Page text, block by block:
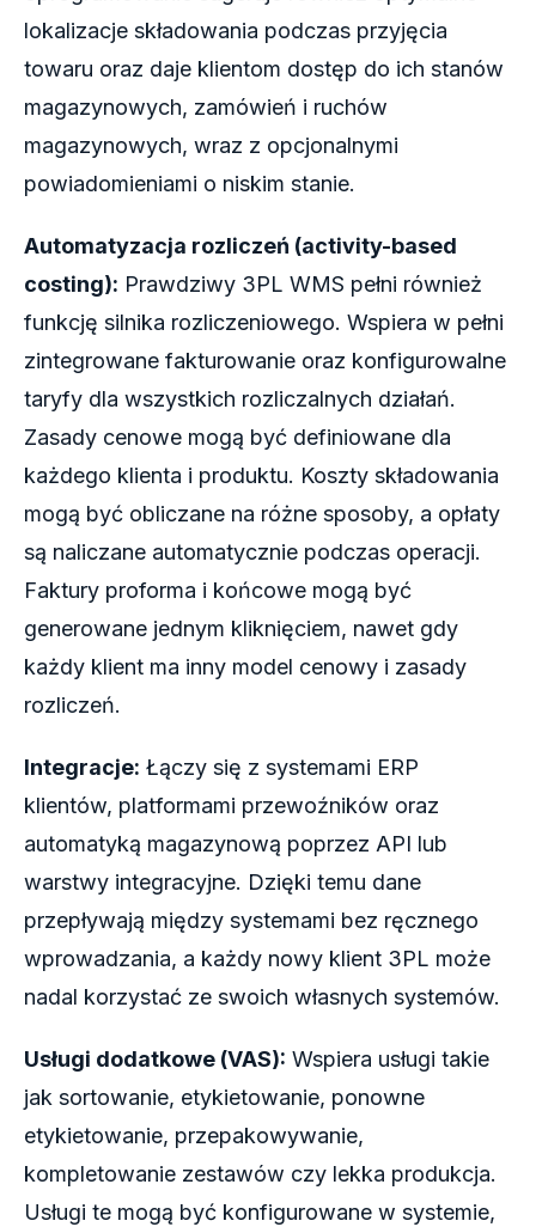
lokalizacje składowania podczas przyjęcia
towaru oraz daje klientom dostęp do ich stanów
magazynowych, zamówień i ruchów
magazynowych, wraz z opcjonalnymi
powiadomieniami o niskim stanie.
Automatyzacja rozliczeń (activity-based
costing): Prawdziwy 3PL WMS pełni również
funkcję silnika rozliczeniowego. Wspiera w pełni
zintegrowane fakturowanie oraz konfigurowalne
taryfy dla wszystkich rozliczalnych działań.
Zasady cenowe mogą być definiowane dla
każdego klienta i produktu. Koszty składowania
mogą być obliczane na różne sposoby, a opłaty
są naliczane automatycznie podczas operacji.
Faktury proforma i końcowe mogą być
generowane jednym kliknięciem, nawet gdy
każdy klient ma inny model cenowy i zasady
rozliczeń.
Integracje: Łączy się z systemami ERP
klientów, platformami przewoźników oraz
automatyką magazynową poprzez API lub
warstwy integracyjne. Dzięki temu dane
przepływają między systemami bez ręcznego
wprowadzania, a każdy nowy klient 3PL może
nadal korzystać ze swoich własnych systemów.
Usługi dodatkowe (VAS): Wspiera usługi takie
jak sortowanie, etykietowanie, ponowne
etykietowanie, przepakowywanie,
kompletowanie zestawów czy lekka produkcja.
Usługi te mogą być konfigurowane w systemie,